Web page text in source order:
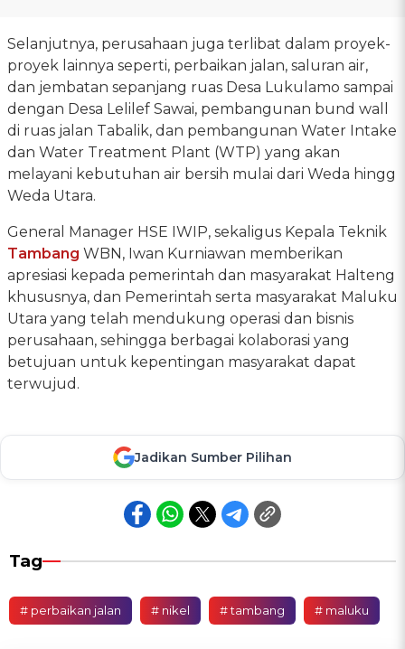
Selanjutnya, perusahaan juga terlibat dalam proyek-
proyek lainnya seperti, perbaikan jalan, saluran air,
dan jembatan sepanjang ruas Desa Lukulamo sampai
dengan Desa Lelilef Sawai, pembangunan bund wall
di ruas jalan Tabalik, dan pembangunan Water Intake
dan Water Treatment Plant (WTP) yang akan
melayani kebutuhan air bersih mulai dari Weda hingg
Weda Utara.
General Manager HSE IWIP, sekaligus Kepala Teknik
Tambang WBN, Iwan Kurniawan memberikan
apresiasi kepada pemerintah dan masyarakat Halteng
khususnya, dan Pemerintah serta masyarakat Maluku
Utara yang telah mendukung operasi dan bisnis
perusahaan, sehingga berbagai kolaborasi yang
betujuan untuk kepentingan masyarakat dapat
terwujud.
Jadikan Sumber Pilihan
Tag
# perbaikan jalan # nikel # tambang # maluku